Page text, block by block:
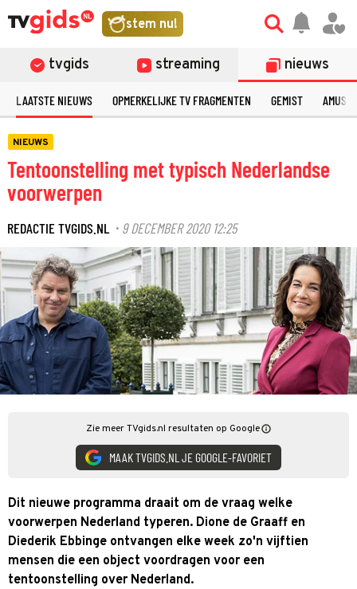
stem nu!
tvgids streaming nieuws
LAATSTE NIEUWS OPMERKELIJKE TV FRAGMENTEN GEMIST
NIEUWS
Tentoonstelling met typisch Nederlandse
voorwerpen
REDACTIE TVGIDS.NL· 9 DECEMBER 2020 12:25
Zie meer TVgids.nl resultaten op Google
MAAK TVGIDS.NL JE GOOGLE-FAVORIET
Dit nieuwe programma draait om de vraag welke
voorwerpen Nederland typeren. Dione de Graaff en
Diederik Ebbinge ontvangen elke week zo'n vijftien
mensen die een object voordragen voor een
tentoonstelling over Nederland.